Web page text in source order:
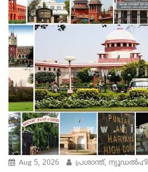
Aug 5, 2026 പ്രശാന്ത്, ന്യൂഡല്‍ഹി